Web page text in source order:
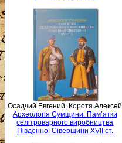
Осадчий Евгений, Коротя Алексей
Археологія Сумщини. Пам’ятки
селітроварного виробництва
Південної Сіверщини XVII ст.